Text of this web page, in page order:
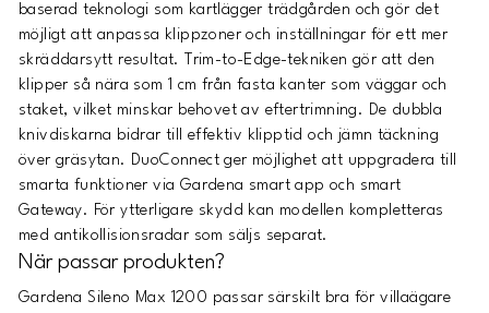
baserad teknologi som kartlägger trädgården och gör det
möjligt att anpassa klippzoner och inställningar för ett mer
skräddarsytt resultat. Trim-to-Edge-tekniken gör att den
klipper så nära som 1 cm från fasta kanter som väggar och
staket, vilket minskar behovet av eftertrimning. De dubbla
knivdiskarna bidrar till effektiv klipptid och jämn täckning
över gräsytan. DuoConnect ger möjlighet att uppgradera till
smarta funktioner via Gardena smart app och smart
Gateway. För ytterligare skydd kan modellen kompletteras
med antikollisionsradar som säljs separat.
När passar produkten?
Gardena Sileno Max 1200 passar särskilt bra för villaägare